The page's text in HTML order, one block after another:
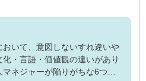
いて、意図しないすれ違いや
・言語・価値観の違いがあり
ネジャーが陥りがちな6つの